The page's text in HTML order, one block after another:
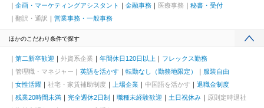
企画・マーケティングアシスタント
金融事務 医療事務
秘書・受付
翻訳・通訳
営業事務・一般事務
ほかのこだわり条件で探す
第二新卒歓迎 外資系企業 年間休日120日以上
フレックス勤務
管理職・マネジャー
英語を活かす 転勤なし（勤務地限定）
服装自由
女性活躍
社宅・家賃補助制度 上場企業 中国語を活かす
退職金制度
残業20時間未満
完全週休2日制 職種未経験歓迎 土日祝休み
原則定時退社